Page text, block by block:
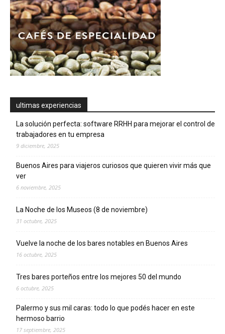
ultimas experiencias
La solución perfecta: software RRHH para mejorar el control de
trabajadores en tu empresa
9 diciembre, 2025
Buenos Aires para viajeros curiosos que quieren vivir más que
ver
6 noviembre, 2025
La Noche de los Museos (8 de noviembre)
31 octubre, 2025
Vuelve la noche de los bares notables en Buenos Aires
16 octubre, 2025
Tres bares porteños entre los mejores 50 del mundo
6 octubre, 2025
Palermo y sus mil caras: todo lo que podés hacer en este
hermoso barrio
17 septiembre, 2025